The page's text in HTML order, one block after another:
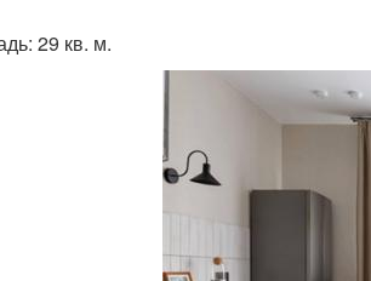
29 кв. м.